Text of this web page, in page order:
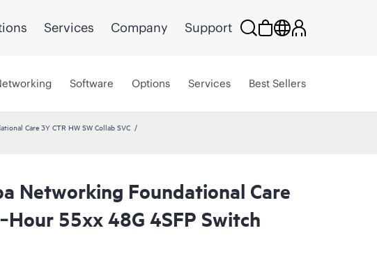
Services Company Support
Software Options Services Best Sellers
Care 3Y CTR HW SW Collab SVC
Networking Foundational Care
55xx 48G 4SFP Switch